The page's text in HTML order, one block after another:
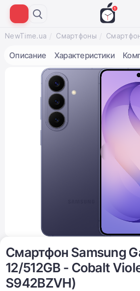
NewTime.ua Смартфоны
Описание Характеристики
Смартфон Samsung
12/512GB - Cobalt
S942BZVH)